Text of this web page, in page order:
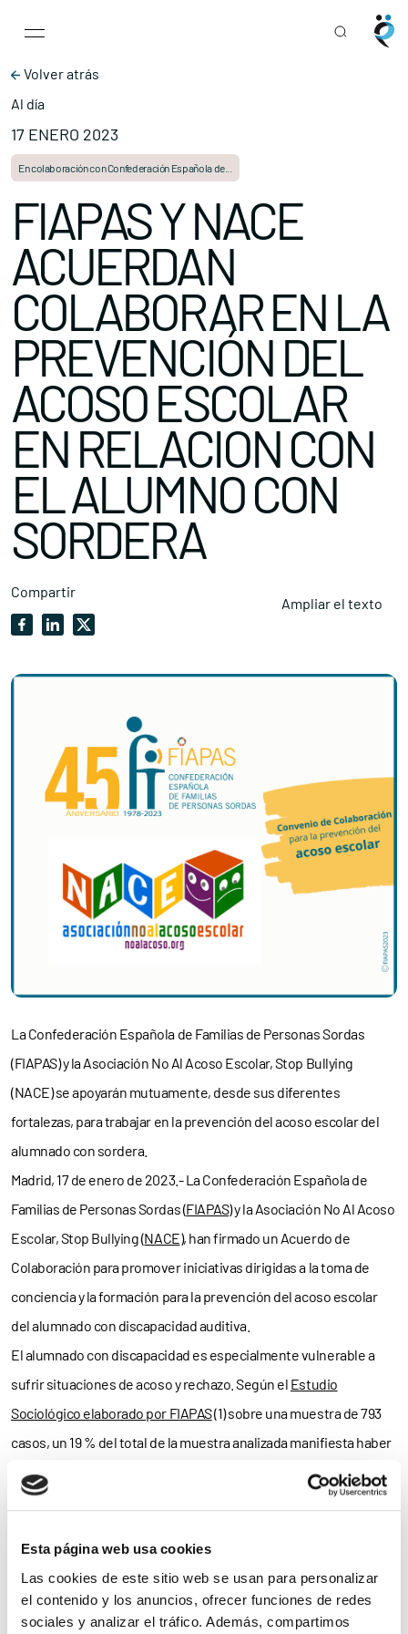
Esta página web usa cookies
Las cookies de este sitio web se usan para personalizar
el contenido y los anuncios, ofrecer funciones de redes
sociales y analizar el tráfico. Además, compartimos
Main Navigation
Volver atrás
Al día
17 ENERO 2023
En colaboración con Confederación Española de...
FIAPAS Y NACE
ACUERDAN
COLABORAR EN LA
PREVENCIÓN DEL
ACOSO ESCOLAR
EN RELACION CON
EL ALUMNO CON
SORDERA
Compartir
Ampliar el texto
La Confederación Española de Familias de Personas Sordas
(FIAPAS) y la Asociación No Al Acoso Escolar, Stop Bullying
(NACE) se apoyarán mutuamente, desde sus diferentes
fortalezas, para trabajar en la prevención del acoso escolar del
alumnado con sordera.
Madrid, 17 de enero de 2023.- La Confederación Española de
Familias de Personas Sordas (FIAPAS) y la Asociación No Al Acoso
Escolar, Stop Bullying (NACE), han firmado un Acuerdo de
Colaboración para promover iniciativas dirigidas a la toma de
conciencia y la formación para la prevención del acoso escolar
del alumnado con discapacidad auditiva.
El alumnado con discapacidad es especialmente vulnerable a
sufrir situaciones de acoso y rechazo. Según el Estudio
Sociológico elaborado por FIAPAS(1) sobre una muestra de 793
casos, un 19 % del total de la muestra analizada manifiesta haber
tenido alguna situación de acoso o rechazo por razón de su
discapacidad, dato que se incrementa hasta el 26 % si nos
El acuerdo firmado contempla la realización de acciones
diversas, como formación dirigida a profesorado y familias,